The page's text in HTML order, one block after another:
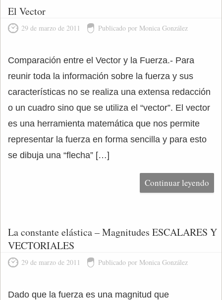
El Vector
29 de marzo de 2011 Publicado por Monica González
Comparación entre el Vector y la Fuerza.- Para
reunir toda la información sobre la fuerza y sus
características no se realiza una extensa redacción
o un cuadro sino que se utiliza el “vector”. El vector
es una herramienta matemática que nos permite
representar la fuerza en forma sencilla y para esto
se dibuja una “flecha” […]
Continuar leyendo
La constante elástica – Magnitudes ESCALARES Y
VECTORIALES
29 de marzo de 2011 Publicado por Monica González
Dado que la fuerza es una magnitud que